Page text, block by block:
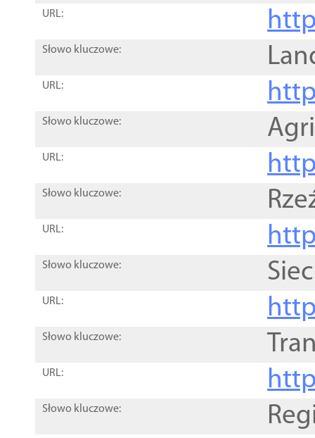
URL:
Słowo kluczowe:
URL:
Słowo kluczowe:
URL:
Słowo kluczowe:
URL:
Słowo kluczowe:
URL:
Słowo kluczowe:
URL:
Słowo kluczowe: